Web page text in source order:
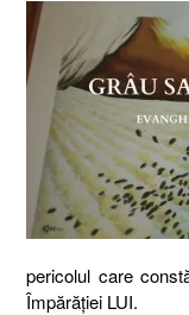
pericolul care
Împărăţiei LUI.